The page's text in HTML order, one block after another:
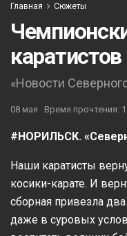
Главная Сюжеты
каратистов
«Новости
08 мая Время прочтения: 1
#НОРИЛЬСК.
Наши каратисты
косики-карате. И
сборная привезла два
даже в суровых